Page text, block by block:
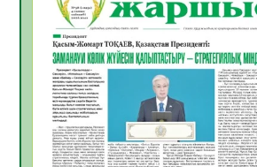
Инфекциялық ауруларға
жұмыстарының тиімділігі
06.08.2026
Көкжөтел ауруы туралы
06.08.2026
АПВ вакцинасы туралы